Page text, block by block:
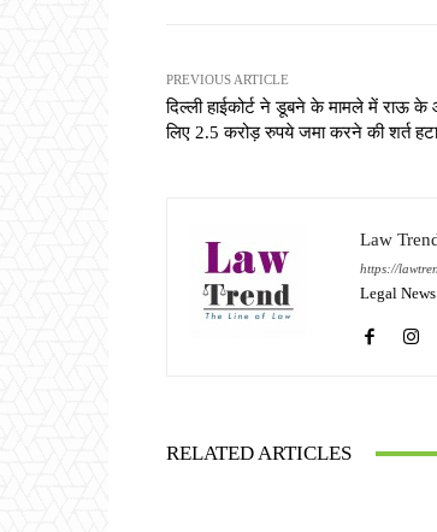
PREVIOUS ARTICLE
दिल्ली हाईकोर्ट ने डूबने के मामले में राऊ
लिए 2.5 करोड़ रुपये जमा करने की शर्त
Law
https://
Legal
RELATED ARTICLES